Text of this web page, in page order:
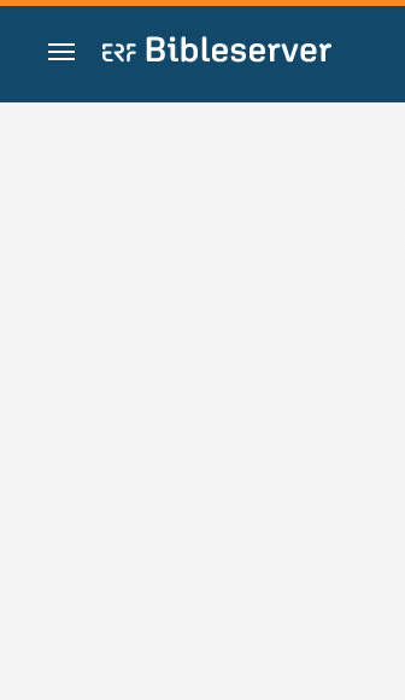
Zum Inhalt springen